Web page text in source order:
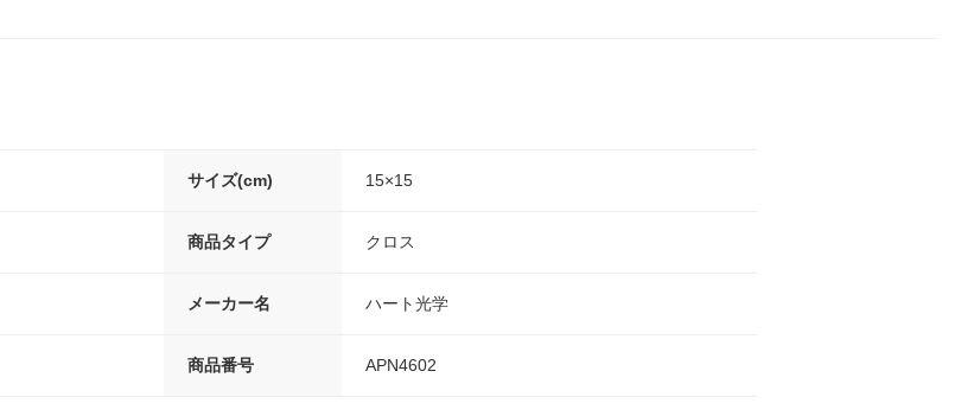
サイズ(cm) 15×15
商品タイプ クロス
メーカー名 ハート光学
商品番号 APN4602